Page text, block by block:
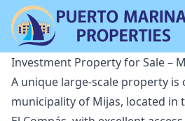
Investment Property for Sale –
A unique large-scale property
municipality of Mijas, located in